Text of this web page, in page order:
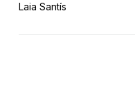
Laia Santís